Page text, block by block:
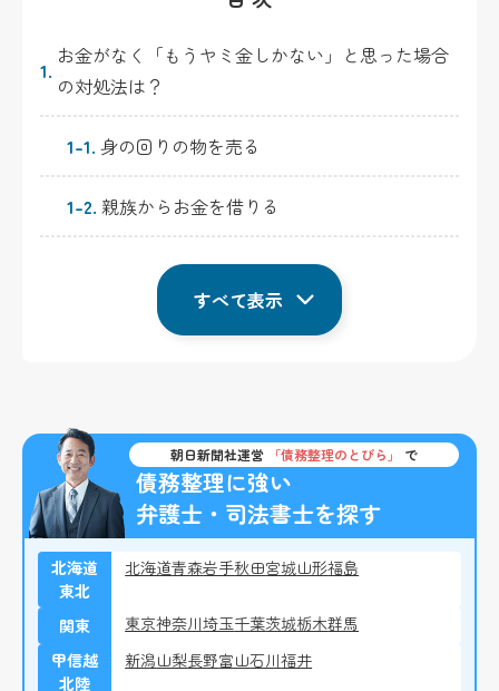
1.
お金がなく「もうヤミ金しかない」と思った場合
の対処法は？
1-1. 身の回りの物を売る
1-2. 親族からお金を借りる
すべて表示
朝日新聞社運営 「債務整理のとびら」 で
債務整理に強い
弁護士・司法書士を探す
北海道
東北
北海道青森岩手秋田宮城山形福島
関東 東京神奈川埼玉千葉茨城栃木群馬
甲信越
北陸
新潟山梨長野富山石川福井